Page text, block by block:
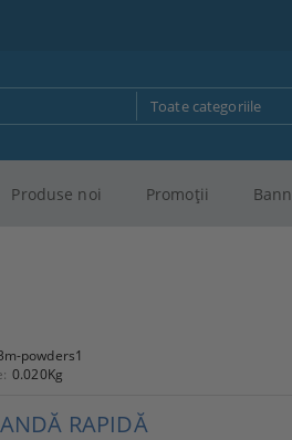
Produse noi Promoţii
powders1
0.020Kg
RAPIDĂ